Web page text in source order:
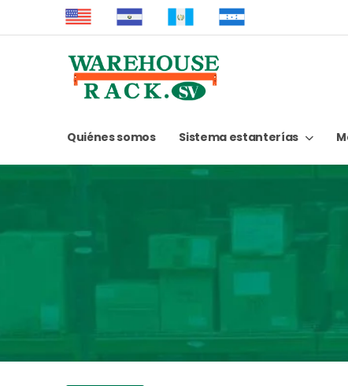
Quiénes somos Sistema estanterías